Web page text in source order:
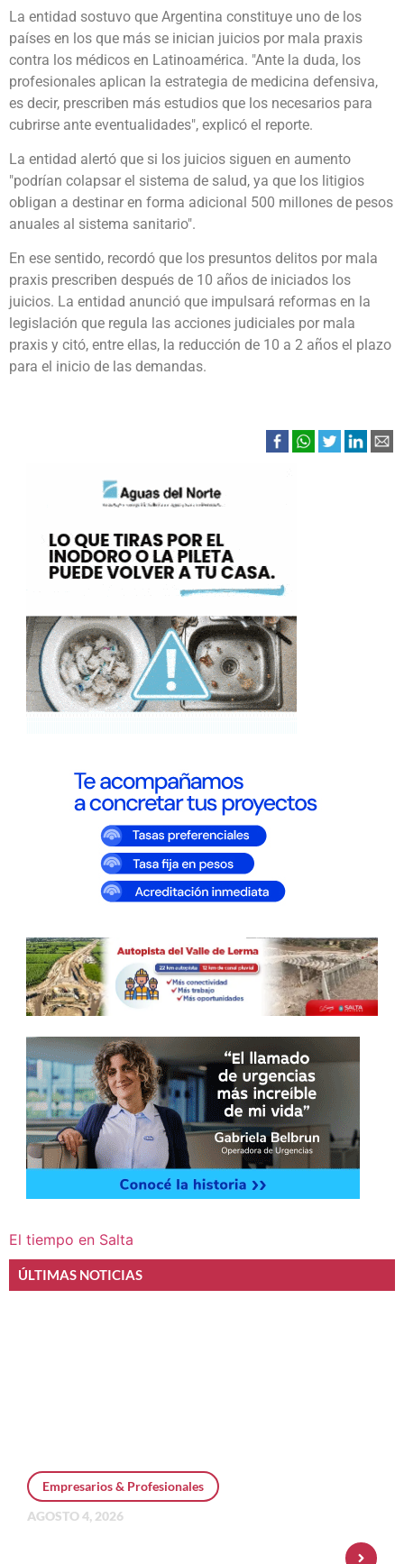
La entidad sostuvo que Argentina constituye uno de los
países en los que más se inician juicios por mala praxis
contra los médicos en Latinoamérica. "Ante la duda, los
profesionales aplican la estrategia de medicina defensiva,
es decir, prescriben más estudios que los necesarios para
cubrirse ante eventualidades", explicó el reporte.
La entidad alertó que si los juicios siguen en aumento
"podrían colapsar el sistema de salud, ya que los litigios
obligan a destinar en forma adicional 500 millones de pesos
anuales al sistema sanitario".
En ese sentido, recordó que los presuntos delitos por mala
praxis prescriben después de 10 años de iniciados los
juicios. La entidad anunció que impulsará reformas en la
legislación que regula las acciones judiciales por mala
praxis y citó, entre ellas, la reducción de 10 a 2 años el plazo
para el inicio de las demandas.
El tiempo en Salta
ÚLTIMAS NOTICIAS
Empresarios & Profesionales
AGOSTO 4, 2026